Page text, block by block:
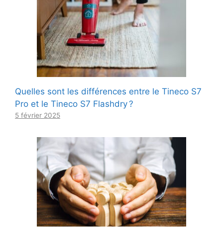
Quelles sont les différences entre le Tineco S7
Pro et le Tineco S7 Flashdry ?
5 février 2025